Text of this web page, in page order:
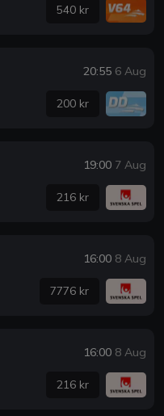
540 kr
20:55 6 Aug
200 kr
19:00 7 Aug
216 kr
16:00 8 Aug
7776 kr
16:00 8 Aug
216 kr